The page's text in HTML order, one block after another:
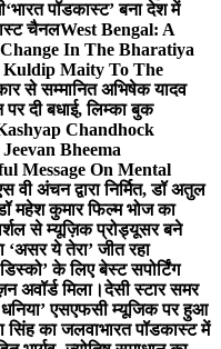
‘भारत पॉडकास्ट’ बना देश में
चैनलWest Bengal: A
In The Bharatiya
Kuldip Maity To The
से सम्मानित अभिषेक यादव
दी बधाई, लिम्का बुक
Chandhock
Bheema
Message On Mental
वी अंचन द्वारा निर्मित, डॉ अतुल
महेश कुमार फिल्म भोज का
से म्यूज़िक प्रोड्यूसर बने
‘असर ये तेरा’ जीत रहा
के लिए बेस्ट सपोर्टिंग
अवॉर्ड मिला।देसी स्टार समर
धनिया’ एसएफसी म्यूजिक पर हुआ
सिंह का जलवाभारत पॉडकास्ट में